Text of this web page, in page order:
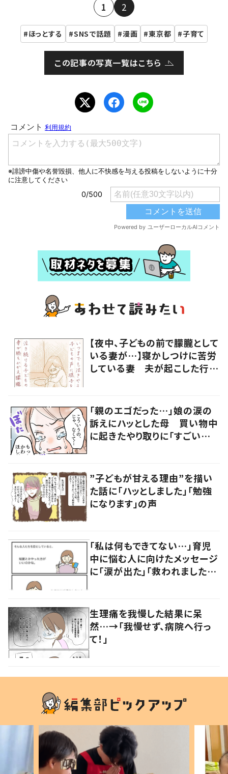
1 2
ほっとする SNSで話題 漫画 東京都 子育て
この記事の写真一覧はこちら
【夜中、子どもの前で朦朧として
いる妻が…】寝かしつけに苦労
している妻 夫が起こした行動
「親のエゴだった…」娘の涙の
訴えにハッとした母 買い物中
に起きたやり取りに「すごい分
”子どもが甘える理由”を描い
た話に「ハッとしました」「勉強
になります」の声
「私は何もできてない…」育児
中に悩む人に向けたメッセージ
に「涙が出た」「救われました」
生理痛を我慢した結果に呆
然…→「我慢せず、病院へ行っ
て！」